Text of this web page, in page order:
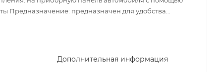
Предназначение: предназначен для удобства
Особенности: мощный магнит притягивает
сплав, силикон, магнитная пластина
магнитный держатель, металлическая пластина
Дополнительная информация